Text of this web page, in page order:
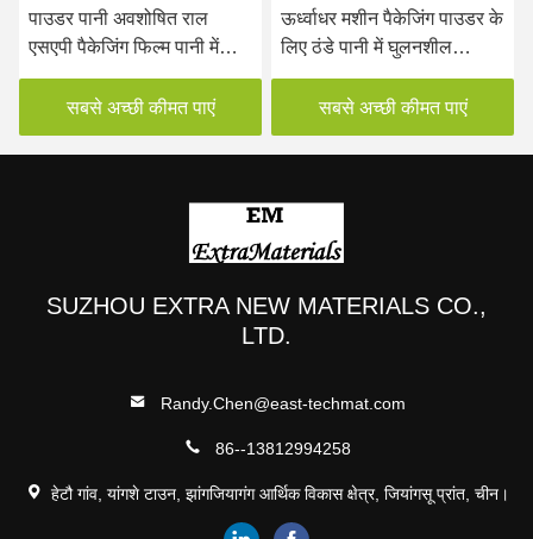
पाउडर पानी अवशोषित राल
एसएपी पैकेजिंग फिल्म पानी में
घुलनशील 35mic
सबसे अच्छी कीमत पाएं
ऊर्ध्वाधर मशीन पैकेजिंग पाउडर के
लिए ठंडे पानी में घुलनशील
पैकेजिंग फिल्म
सबसे अच्छी कीमत पाएं
SUZHOU EXTRA NEW MATERIALS CO.,
LTD.
Randy.Chen@east-techmat.com
86--13812994258
हेटौ गांव, यांगशे टाउन, झांगजियागंग आर्थिक विकास क्षेत्र, जियांगसू प्रांत, चीन।